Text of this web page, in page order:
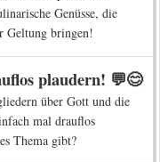
Genüsse, die
Geltung bringen!
plaudern! 💬😊
über Gott und die
mal drauflos
Thema gibt?